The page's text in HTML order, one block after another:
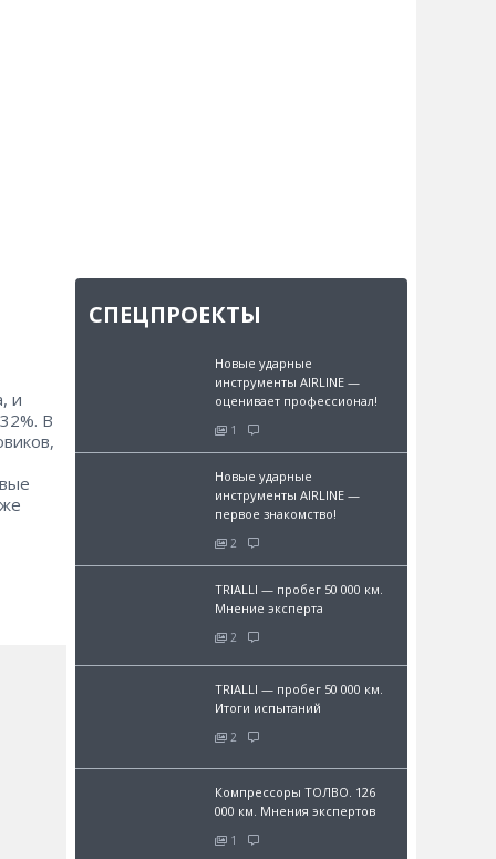
и
В
СПЕЦПРОЕКТЫ
Новые ударные
инструменты AIRLINE —
оценивает профессионал!
1
Новые ударные
инструменты AIRLINE —
первое знакомство!
2
TRIALLI — пробег 50 000 км.
Мнение эксперта
2
TRIALLI — пробег 50 000 км.
Итоги испытаний
2
Компрессоры ТОЛВО. 126
000 км. Мнения экспертов
1